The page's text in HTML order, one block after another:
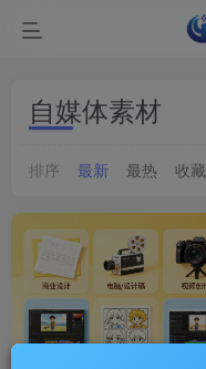
自媒体素材
排序 最新 最热 收藏